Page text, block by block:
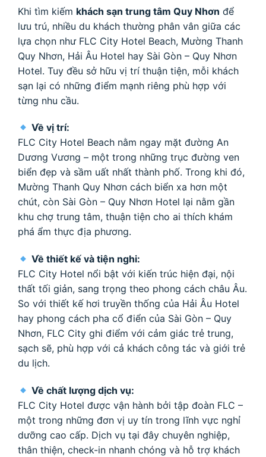
Khi tìm kiếm khách sạn trung tâm Quy Nhơn để
lưu trú, nhiều du khách thường phân vân giữa các
lựa chọn như FLC City Hotel Beach, Mường Thanh
Quy Nhơn, Hải Âu Hotel hay Sài Gòn – Quy Nhơn
Hotel. Tuy đều sở hữu vị trí thuận tiện, mỗi khách
sạn lại có những điểm mạnh riêng phù hợp với
từng nhu cầu.
Về vị trí:
FLC City Hotel Beach nằm ngay mặt đường An
Dương Vương – một trong những trục đường ven
biển đẹp và sầm uất nhất thành phố. Trong khi đó,
Mường Thanh Quy Nhơn cách biển xa hơn một
chút, còn Sài Gòn – Quy Nhơn Hotel lại nằm gần
khu chợ trung tâm, thuận tiện cho ai thích khám
phá ẩm thực địa phương.
Về thiết kế và tiện nghi:
FLC City Hotel nổi bật với kiến trúc hiện đại, nội
thất tối giản, sang trọng theo phong cách châu Âu.
So với thiết kế hơi truyền thống của Hải Âu Hotel
hay phong cách pha cổ điển của Sài Gòn – Quy
Nhơn, FLC City ghi điểm với cảm giác trẻ trung,
sạch sẽ, phù hợp với cả khách công tác và giới trẻ
du lịch.
Về chất lượng dịch vụ:
FLC City Hotel được vận hành bởi tập đoàn FLC –
một trong những đơn vị uy tín trong lĩnh vực nghỉ
dưỡng cao cấp. Dịch vụ tại đây chuyên nghiệp,
thân thiện, check-in nhanh chóng và hỗ trợ khách